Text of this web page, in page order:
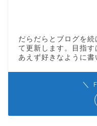
だらだらとブログを
て更新します。目指
あえず好きなように書
＼